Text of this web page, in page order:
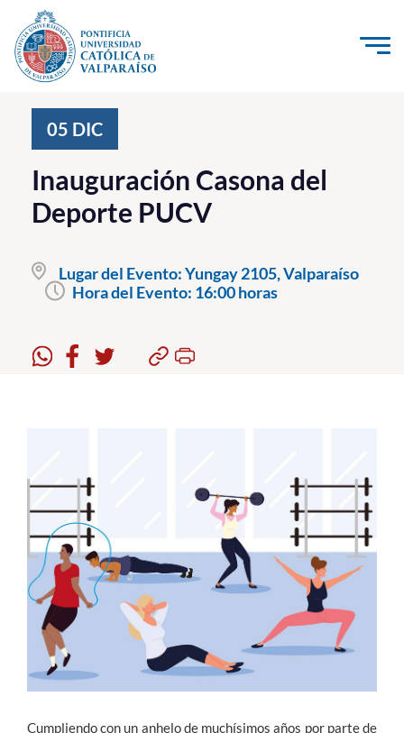
Click acá para ir directamente al contenido
Investigación, Creación e Innovación
PUCV Internacional
Vinculación con el Medio
Admisión
Postgrado
Académicos
Funcionarios
Alumni
English
05 DIC
Inauguración Casona del
Deporte PUCV
Lugar del Evento:Yungay 2105, Valparaíso
Hora del Evento: 16:00 horas
Cumpliendo con un anhelo de muchísimos años por parte de